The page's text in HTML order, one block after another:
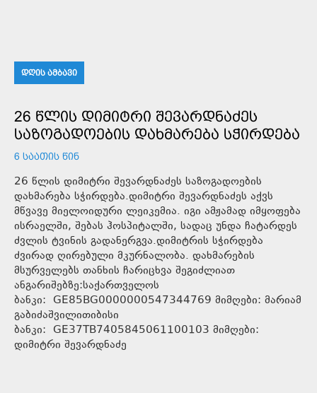
ᲓᲦᲘᲡ ᲐᲛᲑᲐᲕᲘ
26 ᲬᲚᲘᲡ ᲓᲘᲛᲘᲢᲠᲘ ᲨᲔᲕᲐᲠᲓᲜᲐᲫᲔᲡ
ᲡᲐᲖᲝᲒᲐᲓᲝᲔᲑᲘᲡ ᲓᲐᲮᲛᲐᲠᲔᲑᲐ ᲡᲭᲘᲠᲓᲔᲑᲐ
6 ᲡᲐᲐᲗᲘᲡ ᲬᲘᲜ
26 წლის დიმიტრი შევარდნაძეს საზოგადოების
დახმარება სჭირდება.დიმიტრი შევარდნაძეს აქვს
მწვავე მიელოიდური ლეიკემია. იგი ამჟამად იმყოფება
ისრაელში, შებას ჰოსპიტალში, სადაც უნდა ჩატარდეს
ძვლის ტვინის გადანერგვა.დიმიტრის სჭირდება
ძვირად ღირებული მკურნალობა. დახმარების
მსურველებს თანხის ჩარიცხვა შეგიძლიათ
ანგარიშებზე:საქართველოს
ბანკი: GE85BG0000000547344769 მიმღები: მარიამ
გაბიძაშვილითიბისი
ბანკი: GE37TB7405845061100103 მიმღები:
დიმიტრი შევარდნაძე